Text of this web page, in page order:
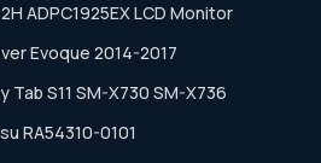
ADPC1925EX LCD Monitor
Evoque 2014-2017
Tab S11 SM-X730 SM-X736
RA54310-0101